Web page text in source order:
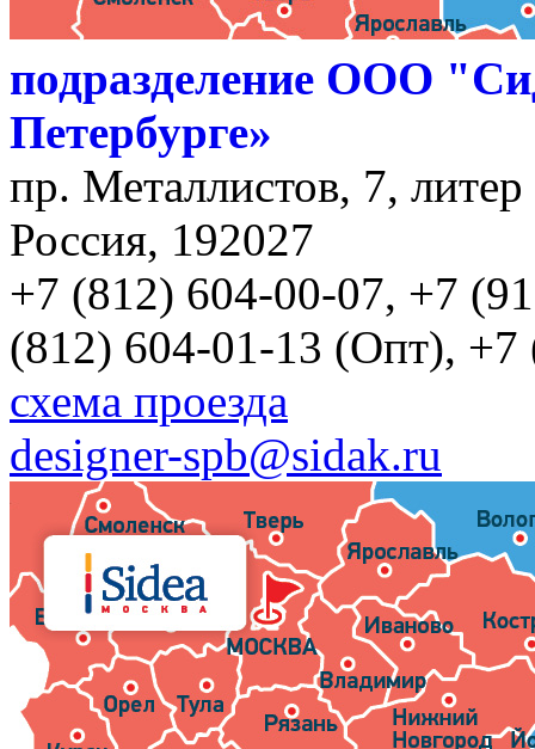
подразделение ООО
Петербурге»
пр. Металлистов, 7,
Россия, 192027
+7 (812) 604-00-07, +7
(812) 604-01-13 (Опт), +7
схема проезда
designer-spb@sidak.ru